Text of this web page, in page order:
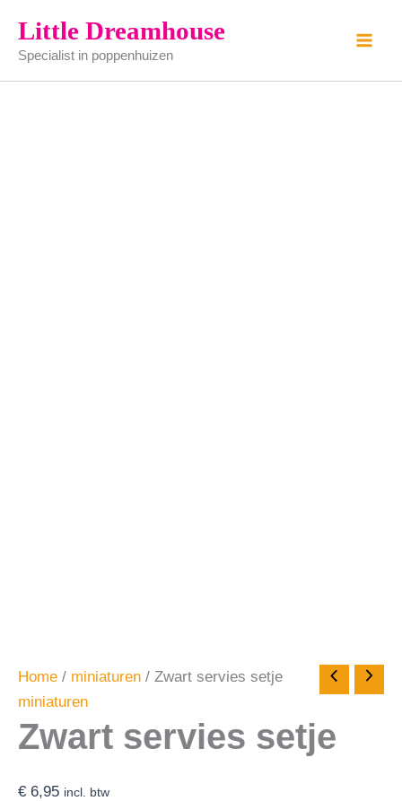
naar
inhoud
Little Dreamhouse
Specialist in poppenhuizen
Home / miniaturen / Zwart servies setje
miniaturen
Zwart servies setje
€ 6,95 incl. btw
servies
setje
aantal